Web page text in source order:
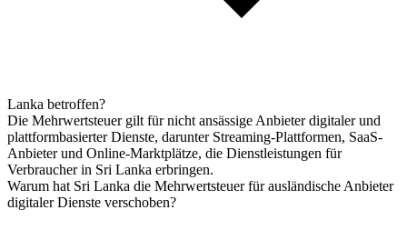
Lanka betroffen?
Die Mehrwertsteuer gilt für nicht ansässige Anbieter digitaler und
plattformbasierter Dienste, darunter Streaming-Plattformen, SaaS-
Anbieter und Online-Marktplätze, die Dienstleistungen für
Verbraucher in Sri Lanka erbringen.
Warum hat Sri Lanka die Mehrwertsteuer für ausländische Anbieter
digitaler Dienste verschoben?